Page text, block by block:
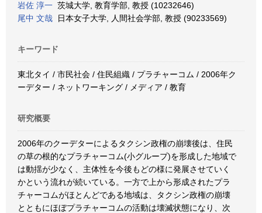
岩佐 淳一 茨城大学, 教育学部, 教授 (10232646)
尾中 文哉 日本女子大学, 人間社会学部, 教授 (90233569)
キーワード
東北タイ / 市民社会 / 住民組織 / プラチャーコム / 2006年ク
ーデター / ネットワーキング / メディア / 教育
研究概要
2006年のクーデターによるタクシン政権の崩壊後は、住民
の草の根的なプラチャーコム(小グループ)を形成した地域で
は動揺が少なく、主体性を今後もどの様に発展させていく
かという流れが続いている。一方で上から形成されたプラ
チャーコムがほとんどである地域は、タクシン政権の崩壊
とともにほぼプラチャーコムの活動は壊滅状態になり、次